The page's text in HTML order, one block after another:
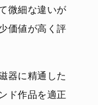
微細な違いが
価値が高く評
器に精通した
ド作品を適正